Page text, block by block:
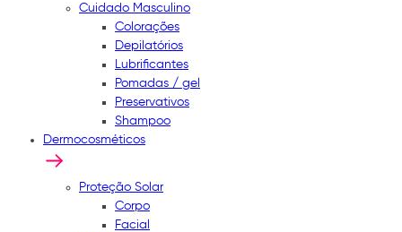
Cuidado Masculino
Colorações
Depilatórios
Lubrificantes
Pomadas / gel
Preservativos
Shampoo
Dermocosméticos
Proteção Solar
Corpo
Facial